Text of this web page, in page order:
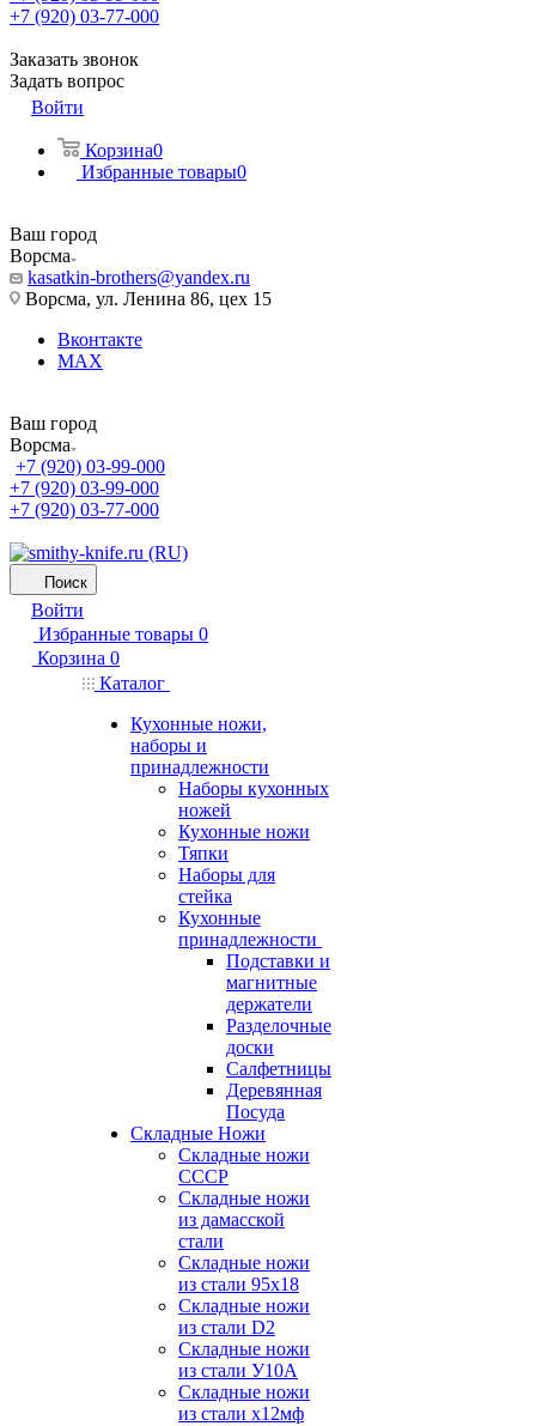
+7 (920) 03-77-000
Заказать звонок
Задать вопрос
Войти
Корзина0
Избранные товары0
Ваш город
Ворсма
kasatkin-brothers@yandex.ru
Ворсма, ул. Ленина 86, цех 15
Вконтакте
MAX
Ваш город
Ворсма
+7 (920) 03-99-000
+7 (920) 03-99-000
+7 (920) 03-77-000
Поиск
Войти
Избранные товары 0
Корзина 0
Каталог
Кухонные ножи,
наборы и
принадлежности
Наборы кухонных
ножей
Кухонные ножи
Тяпки
Наборы для
стейка
Кухонные
принадлежности
Подставки и
магнитные
держатели
Разделочные
доски
Салфетницы
Деревянная
Посуда
Складные Ножи
Cкладные ножи
СССР
Складные ножи
из дамасской
стали
Складные ножи
из стали 95х18
Складные ножи
из стали D2
Складные ножи
из стали У10А
Складные ножи
из стали х12мф